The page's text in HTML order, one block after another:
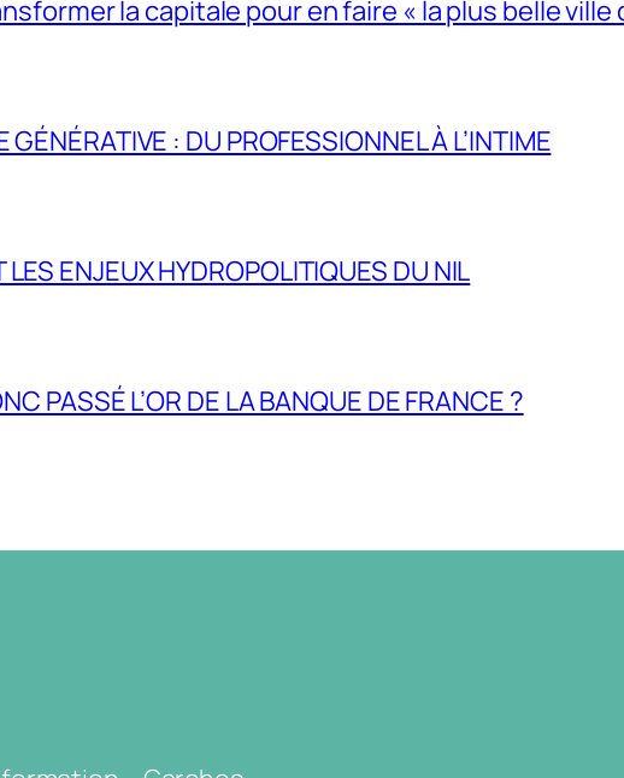
la capitale pour en faire « la plus belle
: DU PROFESSIONNEL À L’INTIME
LES ENJEUX HYDROPOLITIQUES DU NIL
PASSÉ L’OR DE LA BANQUE DE FRANCE ?